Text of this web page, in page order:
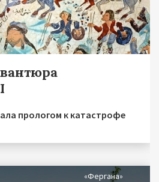
прологом к катастрофе
«Фергана»